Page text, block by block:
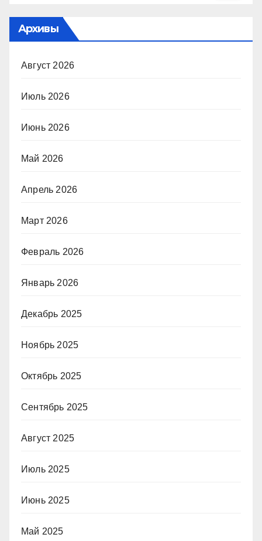
Архивы
Август 2026
Июль 2026
Июнь 2026
Май 2026
Апрель 2026
Март 2026
Февраль 2026
Январь 2026
Декабрь 2025
Ноябрь 2025
Октябрь 2025
Сентябрь 2025
Август 2025
Июль 2025
Июнь 2025
Май 2025